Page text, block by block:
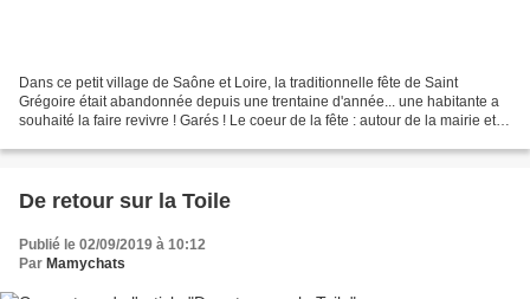
Dans ce petit village de Saône et Loire, la traditionnelle fête de Saint
Grégoire était abandonnée depuis une trentaine d'année... une habitante a
souhaité la faire revivre ! Garés ! Le coeur de la fête : autour de la mairie et
De retour sur la Toile
Publié le 02/09/2019 à 10:12
Par Mamychats